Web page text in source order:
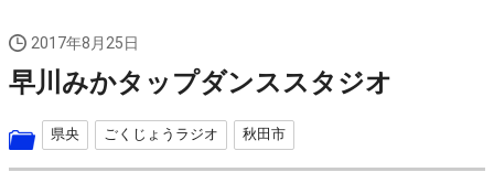
2017年8月25日
早川みかタップダンススタジオ
県央 ごくじょうラジオ 秋田市